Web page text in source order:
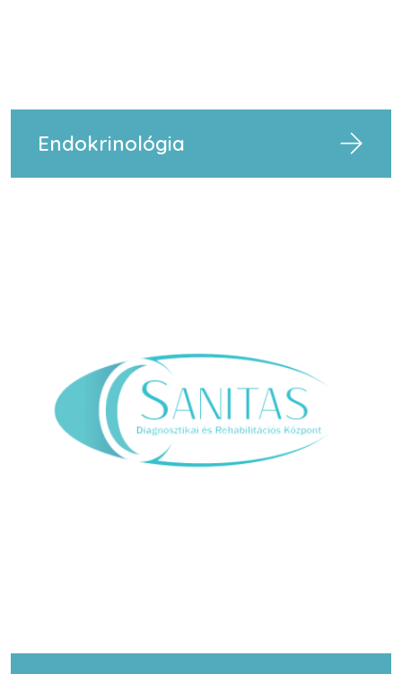
Endokrinológia